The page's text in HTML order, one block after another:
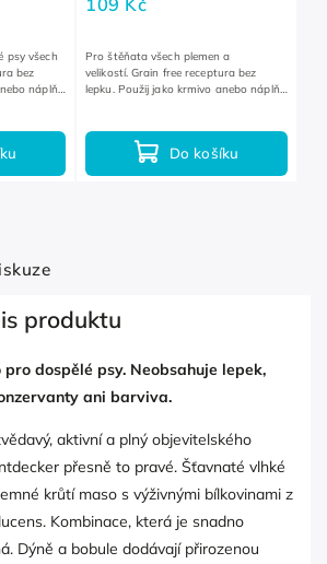
psy všech
bez
náplň
109 Kč
Do košíku
Pro štěňata všech plemen a
velikostí. Grain free receptura bez
lepku. Použij jako krmivo anebo náplň
produktu
dospělé psy. Neobsahuje lepek,
ani barviva.
aktivní a plný objevitelského
přesně to pravé. Šťavnaté vlhké
krůtí maso s výživnými bílkovinami z
Kombinace, která je snadno
Dýně a bobule dodávají přirozenou